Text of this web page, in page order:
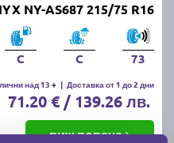
NY-AS687 215/75 R16
C C 73
над 13 + | Доставка от 1 до 2 дни
71.20 € / 139.26 лв.
виж повече